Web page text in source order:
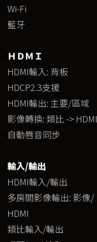
Wi-Fi
藍牙
ＨＤＭＩ
HDMI輸入: 背板
HDCP2.3支援
HDMI輸出: 主要/區域
影像轉換: 類比 -> HDMI
自動唇音同步
輸入/輸出
HDMI輸入/輸出
多房間影像輸出: 影像/
HDMI
類比輸入/輸出